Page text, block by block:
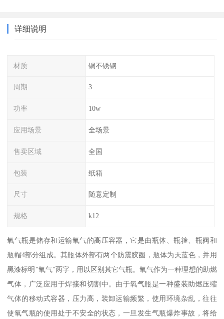
详细说明
材质 铜不锈钢
周期 3
功率 10w
应用场景 全场景
售卖区域 全国
包装 纸箱
尺寸 随意定制
规格 k12
氧气瓶是储存和运输氧气的高压容器，它是由瓶体、瓶箍、瓶阀和
瓶帽4部分组成。其瓶体外部有两个防震胶圈，瓶体为天蓝色，并用
黑漆标明"氧气"两字，用以区别其它气瓶。氧气作为一种理想的助燃
气体，广泛应用于焊接和切割中。由于氧气瓶是一种盛装助燃压缩
气体的移动式容器，压力高，装卸运输频繁，使用环境杂乱，往往
使氧气瓶的使用处于不安全的状态，一旦发生气瓶爆炸事故，将给